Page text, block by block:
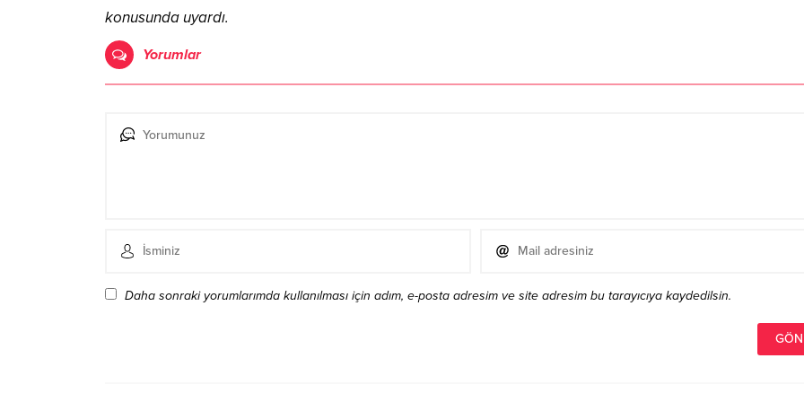
konusunda uyardı.
Yorumlar
Daha sonraki yorumlarımda kullanılması için adım, e-posta adresim ve site adresim bu tarayıcıya kaydedilsin.